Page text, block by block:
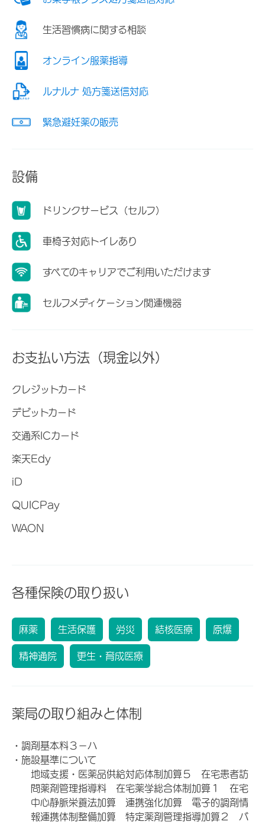
生活習慣病に関する相談
オンライン服薬指導
ルナルナ 処方箋送信対応
緊急避妊薬の販売
設備
ドリンクサービス（セルフ）
車椅子対応トイレあり
すべてのキャリアでご利用いただけます
セルフメディケーション関連機器
お支払い方法（現金以外）
クレジットカード
デビットカード
交通系ICカード
楽天Edy
iD
QUICPay
WAON
各種保険の取り扱い
麻薬 生活保護 労災 結核医療 原爆
精神通院 更生・育成医療
薬局の取り組みと体制
・調剤基本料３－ハ
・施設基準について
地域支援・医薬品供給対応体制加算５ 在宅患者訪
問薬剤管理指導料 在宅薬学総合体制加算１ 在宅
中心静脈栄養法加算 連携強化加算 電子的調剤情
報連携体制整備加算 特定薬剤管理指導加算２ バ